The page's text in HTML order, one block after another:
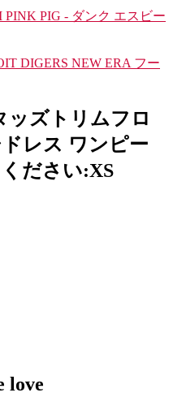
PIG - ダンク エスビー
DIGERS NEW ERA フー
ッズトリムフロ
レス ワンピー
ださい:XS
love